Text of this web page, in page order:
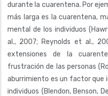
durante la cuarentena. Por
más larga es la cuarentena,
mental de los individuos
al., 2007; Reynolds et al.,
extensiones de la
frustración de las personas
aburrimiento es un factor que
individuos (Blendon, Benson,